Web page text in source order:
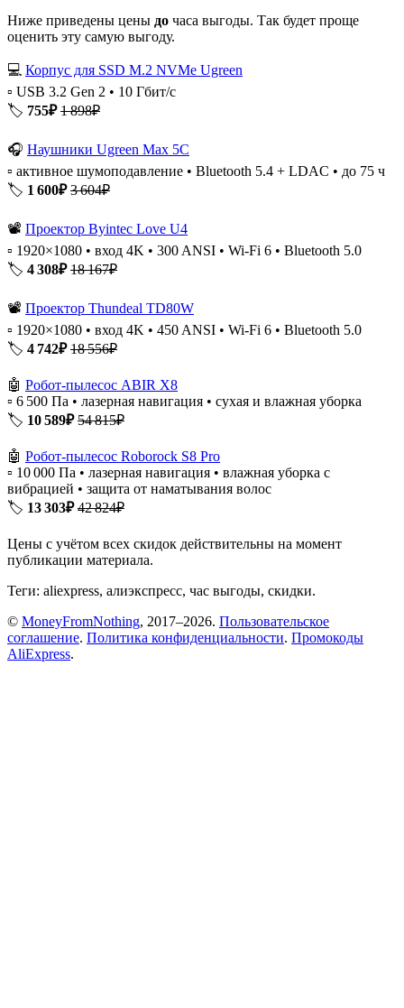
Ниже приведены цены до часа выгоды. Так будет проще
оценить эту самую выгоду.
💻 Корпус для SSD M.2 NVMe Ugreen
▫️ USB 3.2 Gen 2 • 10 Гбит/с
🏷️ 755₽ 1 898₽
🎧 Наушники Ugreen Max 5C
▫️ активное шумоподавление • Bluetooth 5.4 + LDAC • до 75 ч
🏷️ 1 600₽ 3 604₽
📽️ Проектор Byintec Love U4
▫️ 1920×1080 • вход 4K • 300 ANSI • Wi-Fi 6 • Bluetooth 5.0
🏷️ 4 308₽ 18 167₽
📽️ Проектор Thundeal TD80W
▫️ 1920×1080 • вход 4K • 450 ANSI • Wi-Fi 6 • Bluetooth 5.0
🏷️ 4 742₽ 18 556₽
🤖 Робот-пылесос ABIR X8
▫️ 6 500 Па • лазерная навигация • сухая и влажная уборка
🏷️ 10 589₽ 54 815₽
🤖 Робот-пылесос Roborock S8 Pro
▫️ 10 000 Па • лазерная навигация • влажная уборка с
вибрацией • защита от наматывания волос
🏷️ 13 303₽ 42 824₽
Цены с учётом всех скидок действительны на момент
публикации материала.
Теги: aliexpress, алиэкспресс, час выгоды, скидки.
© MoneyFromNothing, 2017–2026. Пользовательское
соглашение. Политика конфиденциальности. Промокоды
AliExpress.